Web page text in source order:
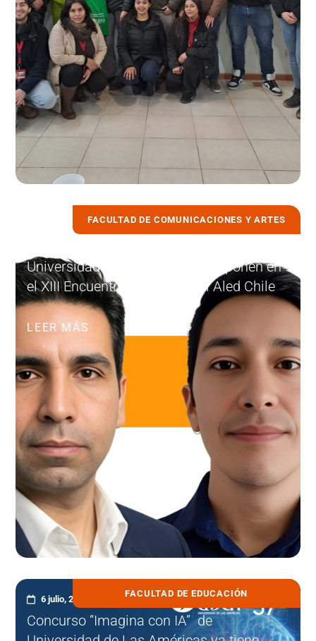
FACULTAD DE COMUNICACIONES Y ARTES
7 julio, 2026
Universidad de Las Américas exponen en
el XIII Encuentro Internacional Aled Chile
LEER MÁS
FACULTAD DE EDUCACIÓN
6 julio, 2026
Concurso “Imagina con IA” de